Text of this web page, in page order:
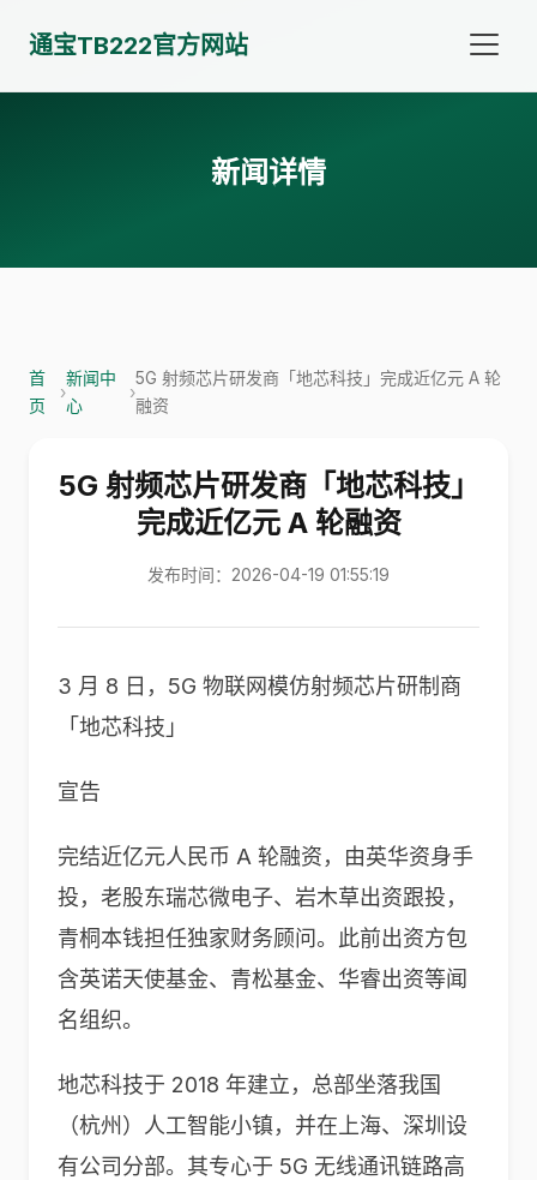
通宝TB222官方网站
新闻详情
首
页
›
新闻中
心
›
5G 射频芯片研发商「地芯科技」完成近亿元 A 轮
融资
5G 射频芯片研发商「地芯科技」
完成近亿元 A 轮融资
发布时间：2026-04-19 01:55:19
3 月 8 日，5G 物联网模仿射频芯片研制商
「地芯科技」
宣告
完结近亿元人民币 A 轮融资，由英华资身手
投，老股东瑞芯微电子、岩木草出资跟投，
青桐本钱担任独家财务顾问。此前出资方包
含英诺天使基金、青松基金、华睿出资等闻
名组织。
地芯科技于 2018 年建立，总部坐落我国
（杭州）人工智能小镇，并在上海、深圳设
有公司分部。其专心于 5G 无线通讯链路高